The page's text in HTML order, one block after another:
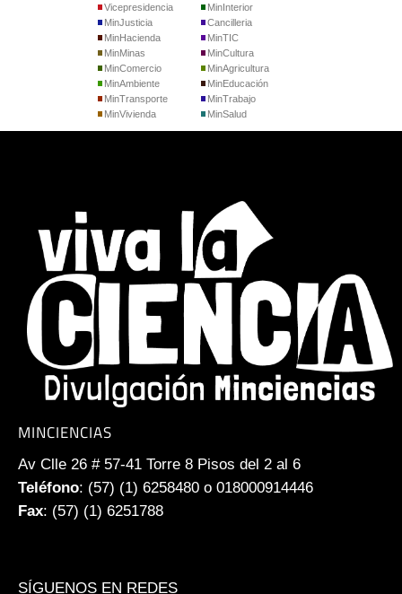
Vicepresidencia
MinJusticia
MinInterior
Cancilleria
MinHacienda
MinMinas
MinComercio
MinTIC
MinCultura
MinAgricultura
MinAmbiente
MinTransporte
MinVivienda
MinEducación
MinTrabajo
MinSalud
MINCIENCIAS
Av Clle 26 # 57-41 Torre 8 Pisos del 2 al 6
Teléfono: (57) (1) 6258480 o 018000914446
Fax: (57) (1) 6251788
SÍGUENOS EN REDES